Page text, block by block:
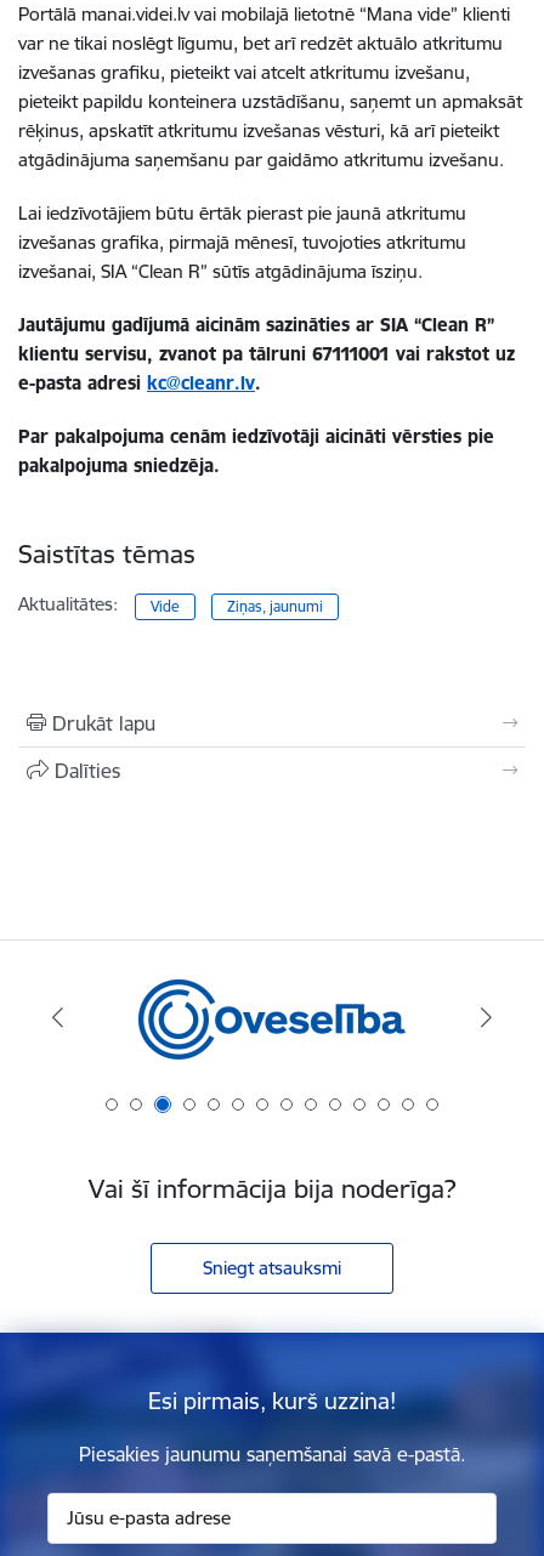
Portālā manai.videi.lv vai mobilajā lietotnē “Mana vide” klienti
var ne tikai noslēgt līgumu, bet arī redzēt aktuālo atkritumu
izvešanas grafiku, pieteikt vai atcelt atkritumu izvešanu,
pieteikt papildu konteinera uzstādīšanu, saņemt un apmaksāt
rēķinus, apskatīt atkritumu izvešanas vēsturi, kā arī pieteikt
atgādinājuma saņemšanu par gaidāmo atkritumu izvešanu.
Lai iedzīvotājiem būtu ērtāk pierast pie jaunā atkritumu
izvešanas grafika, pirmajā mēnesī, tuvojoties atkritumu
izvešanai, SIA “Clean R” sūtīs atgādinājuma īsziņu.
Jautājumu gadījumā aicinām sazināties ar SIA “Clean R”
klientu servisu, zvanot pa tālruni 67111001 vai rakstot uz
e-pasta adresi kc@cleanr.lv.
Par pakalpojuma cenām iedzīvotāji aicināti vērsties pie
pakalpojuma sniedzēja.
Saistītas tēmas
Aktualitātes: Vide Ziņas, jaunumi
Drukāt lapu
Dalīties
Vai šī informācija bija noderīga?
Sniegt atsauksmi
Esi pirmais, kurš uzzina!
Piesakies jaunumu saņemšanai savā e-pastā.